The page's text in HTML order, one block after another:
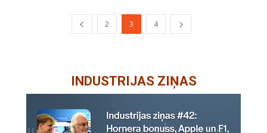
2 3 4
INDUSTRIJAS ZIŅAS